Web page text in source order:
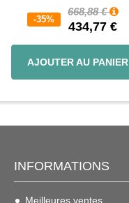
-35%
668,88 €
434,77 €
AJOUTER AU PANIER
INFORMATIONS
Meilleures ventes